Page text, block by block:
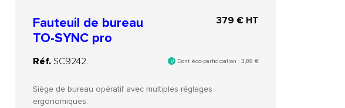
Fauteuil de bureau
TO-SYNC pro
Réf. SC9242.
379 € HT
Dont éco-participation : 3,89 €
Siège de bureau opératif avec multiples réglages
ergonomiques.